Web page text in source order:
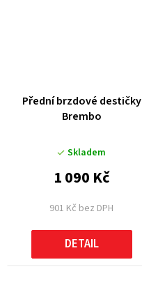
Přední brzdové destičky
Brembo
Skladem
901 Kč bez DPH
1 090 Kč
DETAIL